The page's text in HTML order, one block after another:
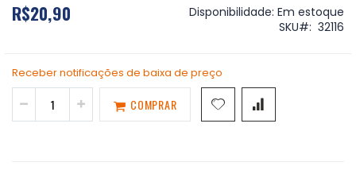
de
R$20,90 Disponibilidade: Em estoque
SKU
32116
Receber notificações de baixa de preço
COMPRAR